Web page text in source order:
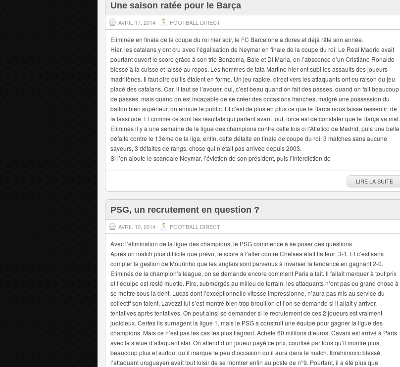
Une saison ratée pour le Barça
AVRIL 17, 2014 FOOTBALL DIRECT
Eliminée en finale de la coupe du roi hier soir, le FC Barcelone a dores et déjà râté son année.
Hier, les catalans y ont cru avec l’égalisation de Neymar en finale de la coupe du roi. Le Real Madrid avait
pourtant ouvert le score grâce à son trio Benzema, Bale et Di Maria, en l’abscence d’un Cristiano Ronaldo
blessé à la cuisse et laissé au repos. Les hommes de tata Martino hier ont subi les assaults des joueurs
madrilènes. Il faut dire qu’ils étaient en forme. Un jeu rapide, direct vers les attaquants ont eu raison du jeu
placé des catalans. Car, il faut se l’avouer, oui, c’est beau quand on fait des passes, quand on fait beaucoup
de passes, mais quand on est incapable de se créer des occasions franches, malgré une possession du
ballon bien supérieur, on ennuie le public. Et c’est de plus en plus ce que le Barca nous laisse ressentir: de
la lassitude. Et comme ce sont les résultats qui parlent avant tout, force est de constater que le Barça va mal.
Eliminés il y a une semaine de la ligue des champions contre cette fois ci l’Atletico de Madrid, puis une belle
défaite contre le 13ème de la liga, enfin, cette défaite en finale de coupe du roi: 3 matches sans aucune
saveurs, 3 défaites de rangs, chose qui n’était pas arrivée depuis 2003.
Si l’on ajoute le scandale Neymar, l’éviction de son président, puis l’interdiction de
LIRE LA SUITE
PSG, un recrutement en question ?
AVRIL 10, 2014 FOOTBALL DIRECT
Avec l’élimination de la ligue des champions, le PSG commence à se poser des questions.
Après un match plus difficile que prévu, le score à l’aller contre Chelsea était flatteur: 3-1. Et c’est sans
compter la gestion de Mourinho que les anglais sont parvenus à inverser la tendance en gagnant 2-0.
Eliminés de la champion’s league, on se demande encore comment Paris a fait. Il fallait marquer à tout prix
et l’équipe est resté muette. Pire, submergés au milieu de terrain, les attaquants n’ont pas eu grand chose à
se mettre sous la dent. Lucas dont l’exceptionnelle vitesse impressionne, n’aura pas mis au service du
collectif son talent. Lavezzi lui s’est montré bien trop brouillon et l’on se demande si il allait y arriver,
tentatives après tentatives. On peut ainsi se demander si le recrutement de ces 2 joueurs est vraiment
judicieux. Certes ils surnagent la ligue 1, mais le PSG a construit une équipe pour gagner la ligue des
champions. Mais ce n’est pas les cas les plus flagrant. Acheté 60 millions d’euros, Cavani est arrivé à Paris
avec la statue d’attaquant star. On attend d’un joueur payé ce prix, courtisé par tous qu’il montre plus,
beaucoup plus et surtout qu’il marque le peu d’occasion qu’il aura dans le match. Ibrahimovic blessé,
l’attaquant uruguayen avait tout loisir de se montrer enfin au poste de n°9. Pourtant, il a été plus que